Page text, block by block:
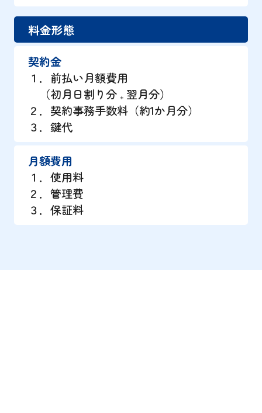
料金形態
契約金
１．前払い月額費用
（初月日割り分 ₊ 翌月分）
２．契約事務手数料（約1か月分）
３．鍵代
月額費用
１．使用料
２．管理費
３．保証料